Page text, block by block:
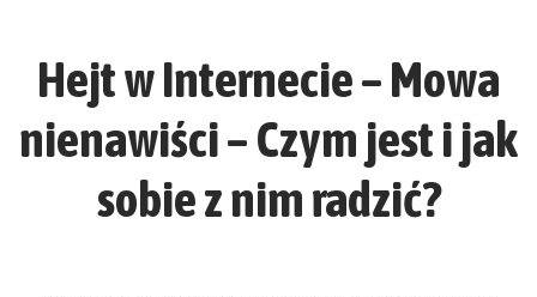
Hejt w Internecie – Mowa
nienawiści – Czym jest i jak
sobie z nim radzić?